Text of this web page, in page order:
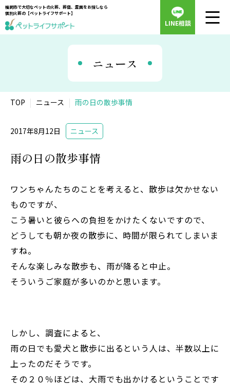
福岡市で大切なペットの火葬、葬儀、霊園をお探しなら
個別火葬の【ペットライフサポート】
LINE相談
ニュース
TOP ニュース 雨の日の散歩事情
2017年8月12日 ニュース
雨の日の散歩事情
ワンちゃんたちのことを考えると、散歩は欠かせない
ものですが、
こう暑いと彼らへの負担をかけたくないですので、
どうしても朝か夜の散歩に、時間が限られてしまいま
すね。
そんな楽しみな散歩も、雨が降ると中止。
そういうご家庭が多いのかと思います。
しかし、調査によると、
雨の日でも愛犬と散歩に出るという人は、半数以上に
上ったのだそうです。
その２０％ほどは、大雨でも出かけるということです